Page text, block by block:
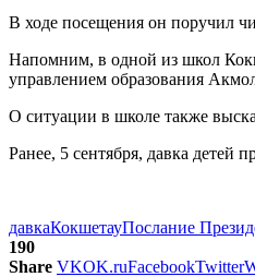
В ходе посещения он поручил
Напомним, в одной из школ
управлением образования
О ситуации в школе также
Ранее, 5 сентября, давка детей
давкаКокшетауПослание
190
Share VKOK.ruFacebookTwitter